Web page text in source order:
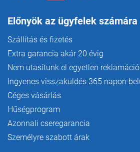
Előnyök az ügyfelek számára
Szállítás és fizetés
Extra garancia akár 20 évig
Nem utasítunk el egyetlen
Ingyenes visszaküldés 365 napon
Céges vásárlás
Hűségprogram
Azonnali cseregarancia
Személyre szabott árak